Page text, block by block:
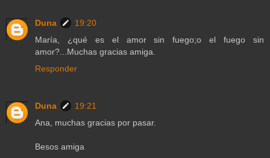
Duna
19:20
María, ¿qué es el amor sin fuego;o el fuego sin
amor?...Muchas gracias amiga.
Responder
Duna
19:21
Ana, muchas gracias por pasar.
Besos amiga